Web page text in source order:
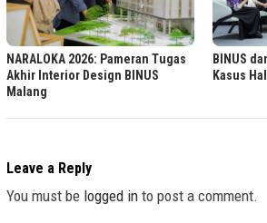
NARALOKA 2026: Pameran Tugas
Akhir Interior Design BINUS
Malang
BINUS
Kasus
Leave a Reply
You must be logged in to post a comment.